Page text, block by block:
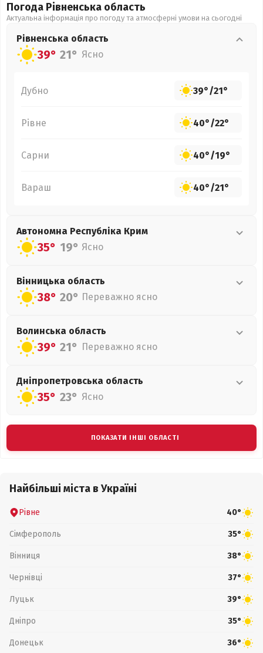
Погода Рівненська область
Актуальна інформація про погоду та атмосферні умови на сьогодні
Рівненська область
39° 21° Ясно
Дубно 39°/21°
Рівне 40°/22°
Сарни 40°/19°
Вараш 40°/21°
Автономна Республіка Крим
35° 19° Ясно
Вінницька область
38° 20° Переважно ясно
Волинська область
39° 21° Переважно ясно
Дніпропетровська область
35° 23° Ясно
ПОКАЗАТИ ІНШІ ОБЛАСТІ
Найбільші міста в Україні
Рівне 40°
Сімферополь 35°
Вінниця 38°
Чернівці 37°
Луцьк 39°
Дніпро 35°
Донецьк 36°